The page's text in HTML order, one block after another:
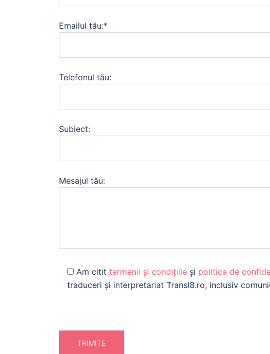
Emailul tău:*
Telefonul tău:
Subiect:
Mesajul tău:
Am citit termenii și condițiile și politica de
traduceri și interpretariat Transl8.ro, inclusiv